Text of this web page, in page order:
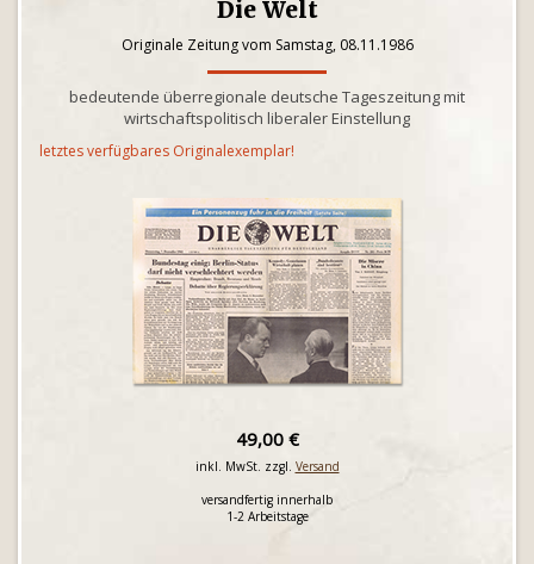
Die Welt
Originale Zeitung vom Samstag, 08.11.1986
bedeutende überregionale deutsche Tageszeitung mit
wirtschaftspolitisch liberaler Einstellung
letztes verfügbares Originalexemplar!
49,00 €
inkl. MwSt. zzgl. Versand
versandfertig innerhalb
1-2 Arbeitstage